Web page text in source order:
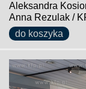
Aleksandra
Anna Rezulak /
do koszyka